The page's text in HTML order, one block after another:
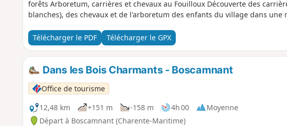
forêts Arboretum, carrières et chevaux au Fouilloux Découverte des
blanches), des chevaux et de l'arboretum des enfants du village dans une
Télécharger le PDF Télécharger le GPX
Dans les Bois Charmants - Boscamnant
Office de tourisme
12,48 km
+151 m -158 m 4h 00
Moyenne
Départ à Boscamnant (Charente-Maritime)